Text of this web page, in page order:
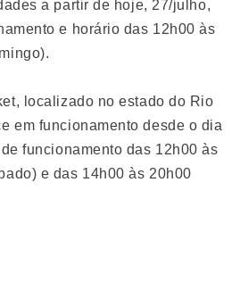
a partir de hoje, 27/julho,
e horário das 12h00 às
localizado no estado do Rio
em funcionamento desde o dia
funcionamento das 12h00 às
e das 14h00 às 20h00